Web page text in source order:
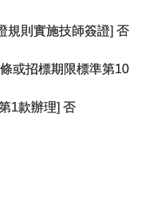
規則實施技師簽證] 否
或招標期限標準第10
1款辦理] 否